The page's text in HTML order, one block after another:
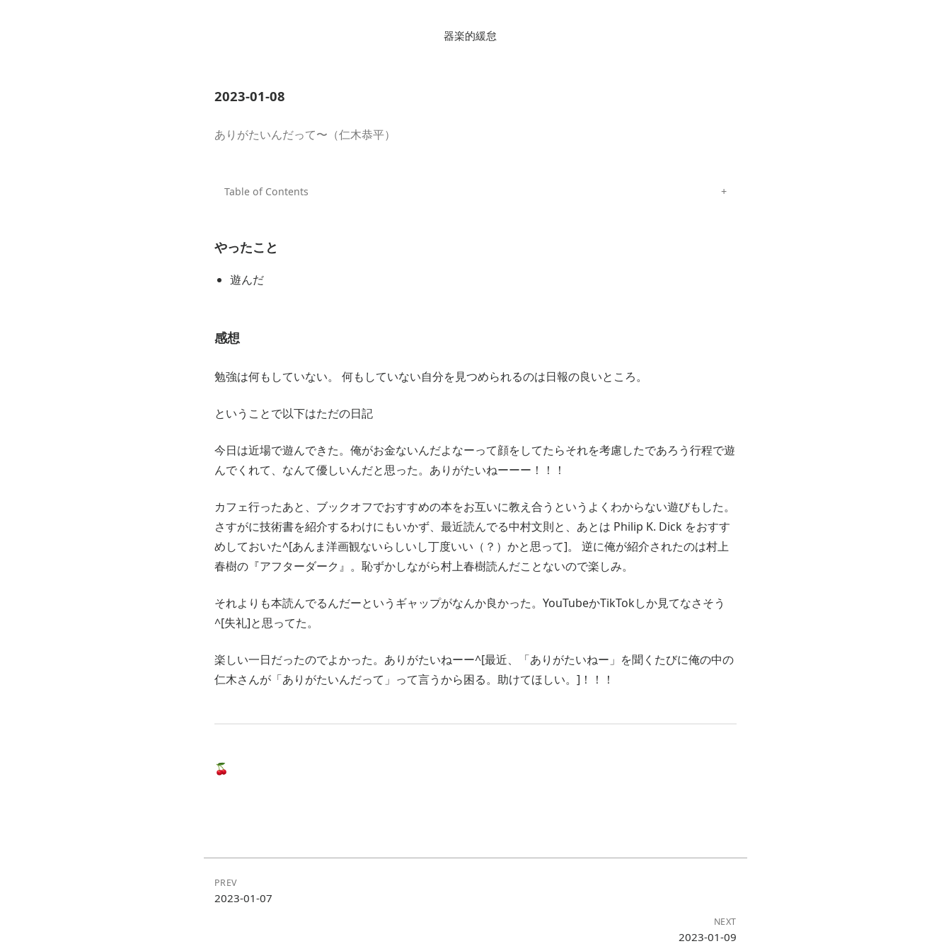
器楽的緩怠
2023-01-08
ありがたいんだって〜（仁木恭平）
やったこと
遊んだ
感想
勉強は何もしていない。 何もしていない自分を見つめられるのは日報の良いところ。
ということで以下はただの日記
今日は近場で遊んできた。俺がお金ないんだよなーって顔をしてたらそれを考慮したであろう行程で遊
んでくれて、なんて優しいんだと思った。ありがたいねーーー！！！
カフェ行ったあと、ブックオフでおすすめの本をお互いに教え合うというよくわからない遊びもした。
さすがに技術書を紹介するわけにもいかず、最近読んでる中村文則と、あとは Philip K. Dick をおすす
めしておいた^[あんま洋画観ないらしいし丁度いい（？）かと思って]。 逆に俺が紹介されたのは村上
春樹の『アフターダーク』。恥ずかしながら村上春樹読んだことないので楽しみ。
それよりも本読んでるんだーというギャップがなんか良かった。YouTubeかTikTokしか見てなさそう
^[失礼]と思ってた。
楽しい一日だったのでよかった。ありがたいねーー^[最近、「ありがたいねー」を聞くたびに俺の中の
仁木さんが「ありがたいんだって」って言うから困る。助けてほしい。]！！！
🍒
PREV
2023-01-07
NEXT
2023-01-09